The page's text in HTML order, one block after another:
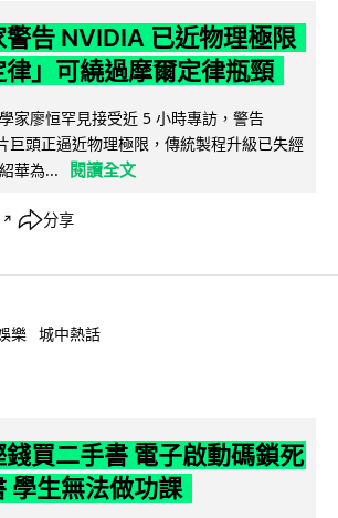
告 NVIDIA 已近物理極限
」可繞過摩爾定律瓶頸
家廖恒罕見接受近 5 小時專訪，警告
巨頭正逼近物理極限，傳統製程升級已失經
華為...
閱讀全文
↗ 分享
樂 城中熱話
買二手書 電子啟動碼鎖死
學生無法做功課